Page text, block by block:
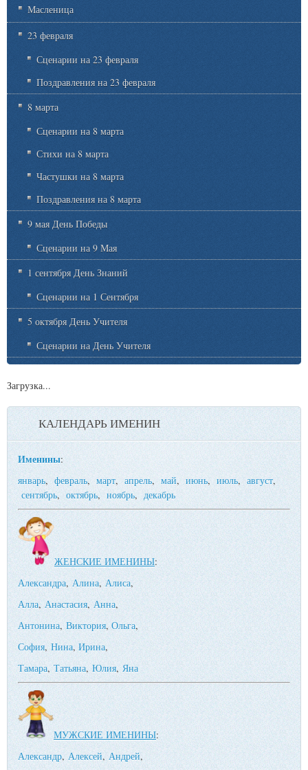
Масленица
23 февраля
Сценарии на 23 февраля
Поздравления на 23 февраля
8 марта
Сценарии на 8 марта
Стихи на 8 марта
Частушки на 8 марта
Поздравления на 8 марта
9 мая День Победы
Сценарии на 9 Мая
1 сентября День Знаний
Сценарии на 1 Сентября
5 октября День Учителя
Сценарии на День Учителя
Загрузка...
КАЛЕНДАРЬ ИМЕНИН
Именины:
январь, февраль, март, апрель,май, июнь, июль,август,
сентябрь,октябрь, ноябрь,декабрь
ЖЕНСКИЕ ИМЕНИНЫ:
Александра,Алина,Алиса,
Алла,Анастасия,Анна,
Антонина,Виктория, Ольга,
София,Нина, Ирина,
Тамара,Татьяна,Юлия,Яна
МУЖСКИЕ ИМЕНИНЫ:
Александр, Алексей,Андрей,